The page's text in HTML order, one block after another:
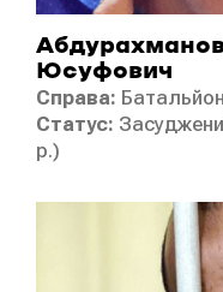
Юсуфович
Справа:
Статус:
р.)